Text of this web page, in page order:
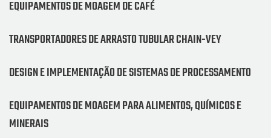
EQUIPAMENTOS DE MOAGEM DE CAFÉ
TRANSPORTADORES DE ARRASTO TUBULAR CHAIN-VEY
DESIGN E IMPLEMENTAÇÃO DE SISTEMAS DE PROCESSAMENTO
EQUIPAMENTOS DE MOAGEM PARA ALIMENTOS, QUÍMICOS E
MINERAIS